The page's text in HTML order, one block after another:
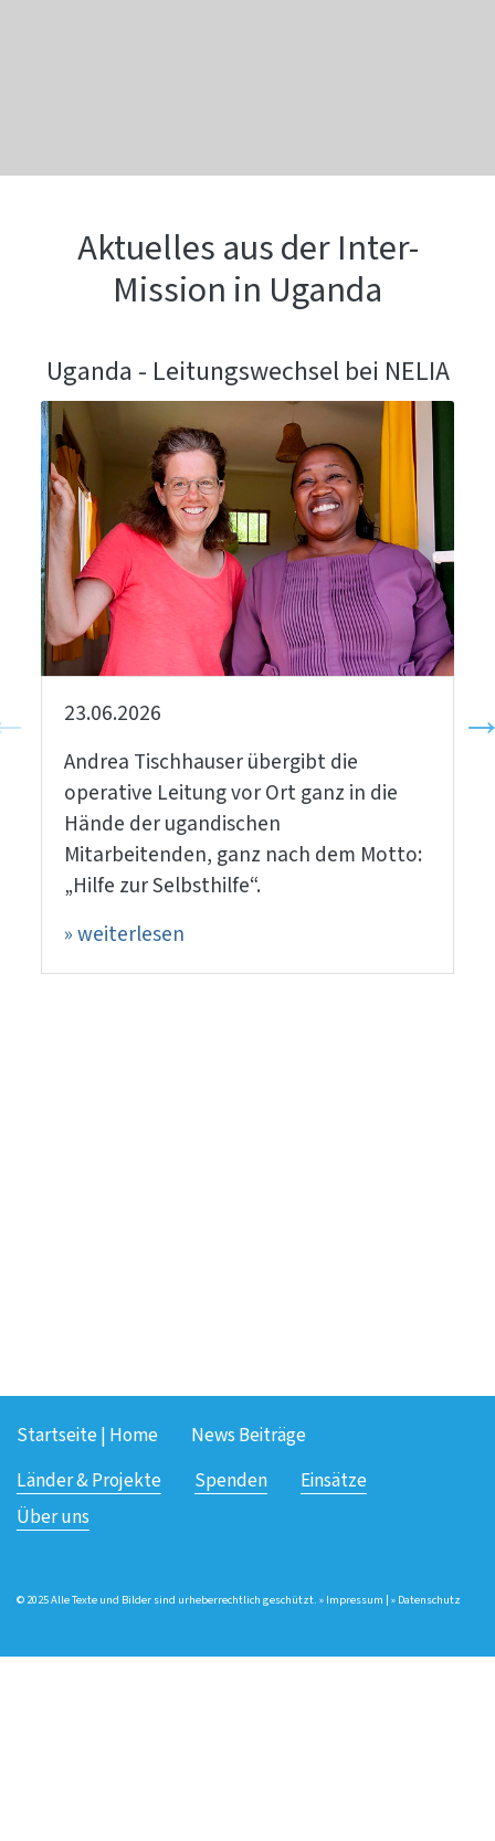
Aktuelles aus der Inter-
Mission in Uganda
Uganda - Leitungswechsel bei NELIA
23.06.2026
Andrea Tischhauser übergibt die
operative Leitung vor Ort ganz in die
Hände der ugandischen
Mitarbeitenden, ganz nach dem Motto:
„Hilfe zur Selbsthilfe“.
» weiterlesen
Startseite | Home
News Beiträge
Länder & Projekte
Spenden
Einsätze
Über uns
© 2025 Alle Texte und Bilder sind urheberrechtlich geschützt. » Impressum | » Datenschutz